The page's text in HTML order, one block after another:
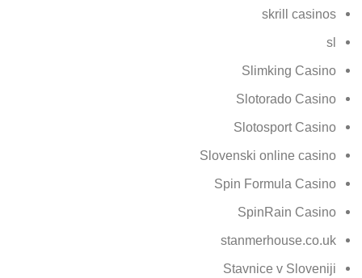
skrill casinos
sl
Slimking Casino
Slotorado Casino
Slotosport Casino
Slovenski online casino
Spin Formula Casino
SpinRain Casino
stanmerhouse.co.uk
Stavnice v Sloveniji